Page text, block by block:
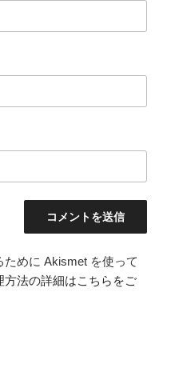
めに Akismet を使って
方法の詳細はこちらをご